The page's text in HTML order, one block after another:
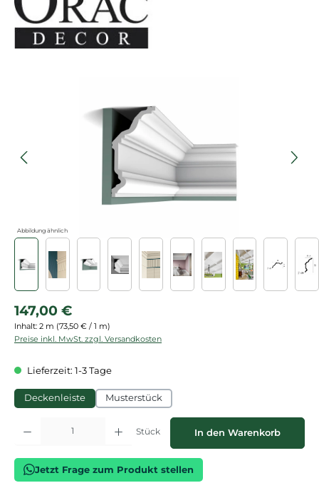
Abbildung ähnlich
Regulärer Preis:
147,00 €
Inhalt: 2 m (73,50 € / 1 m)
Preise inkl. MwSt. zzgl. Versandkosten
Lieferzeit: 1-3 Tage
Deckenleiste Musterstück
Produkt Anzahl: Gib den gewünschten Wert ein oder benutze die
Stück In den Warenkorb
Jetzt Frage zum Produkt stellen